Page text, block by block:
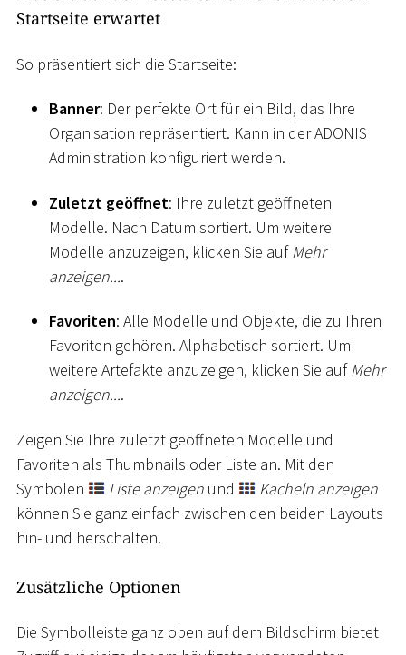
Startseite erwartet
So präsentiert sich die Startseite:
Banner: Der perfekte Ort für ein Bild, das Ihre
Organisation repräsentiert. Kann in der ADONIS
Administration konfiguriert werden.
Zuletzt geöffnet: Ihre zuletzt geöffneten
Modelle. Nach Datum sortiert. Um weitere
Modelle anzuzeigen, klicken Sie aufMehr
anzeigen....
Favoriten: Alle Modelle und Objekte, die zu Ihren
Favoriten gehören. Alphabetisch sortiert. Um
weitere Artefakte anzuzeigen, klicken Sie aufMehr
anzeigen....
Zeigen Sie Ihre zuletzt geöffneten Modelle und
Favoriten als Thumbnails oder Liste an. Mit den
Symbolen
Liste anzeigen und
Kacheln anzeigen
können Sie ganz einfach zwischen den beiden Layouts
hin- und herschalten.
Zusätzliche Optionen
Die Symbolleiste ganz oben auf dem Bildschirm bietet